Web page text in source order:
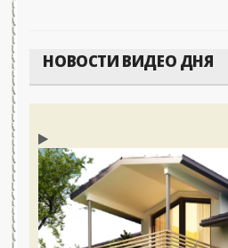
НОВОСТИ ВИДЕО ДНЯ